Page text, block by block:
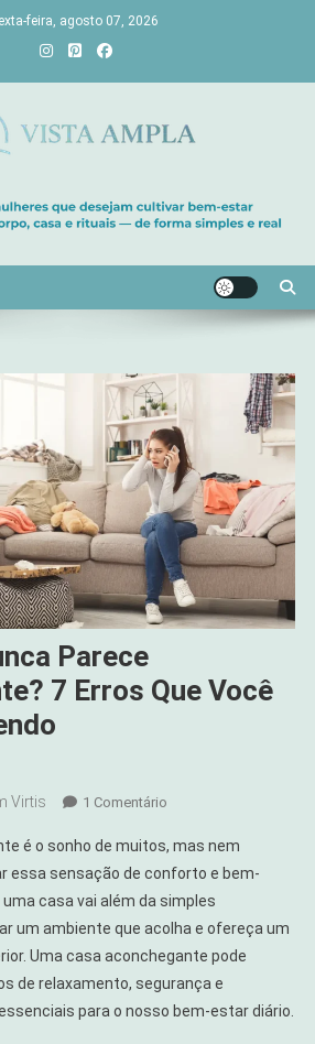
feira, agosto 07, 2026
seu propósito. Inspiração diária para uma
mais luz e significado!
Parece
7 Erros Que Você
Virtis 1 ComentárioEm
Casa
Nunca
Parece
Aconchegante?
7
Erros
Que
é o sonho de muitos, mas nem
essa sensação de conforto e bem-
casa vai além da simples
um ambiente que acolha e ofereça um
Uma casa aconchegante pode
de relaxamento, segurança e
para o nosso bem-estar diário.